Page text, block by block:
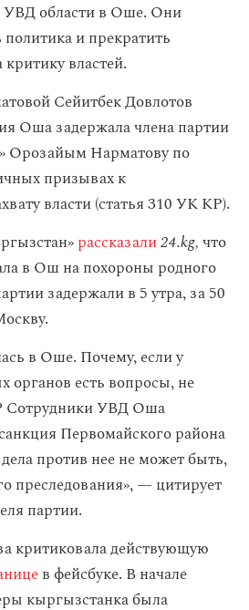
УВД области в Оше. Они
и прекратить
властей.
Сейитбек Довлотов
Оша задержала члена партии
Орозайым Нарматову по
призывах к
власти (статья 310 УК КР).
рассказали24.kg,что
в Ош на похороны родного
задержали в 5 утра, за 50
в Оше. Почему, если у
органов есть вопросы, не
Сотрудники УВД Оша
Первомайского района
против нее не может быть,
преследования», — цитирует
партии.
критиковала действующую
в фейсбуке. В начале
кыргызстанка была